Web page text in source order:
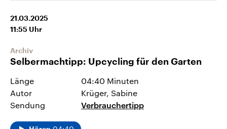
21.03.2025
11:55 Uhr
Archiv
Selbermachtipp: Upcycling für den Garten
Länge
04:40 Minuten
Autor
Krüger, Sabine
Sendung
Verbrauchertipp